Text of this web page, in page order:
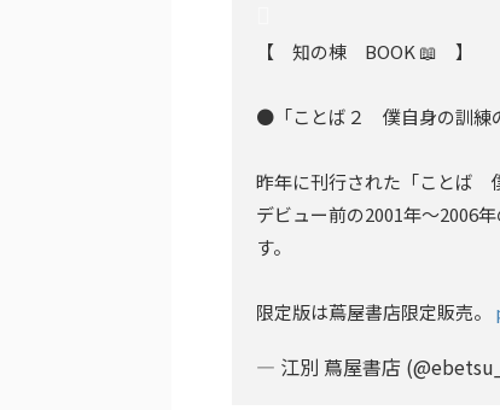
【 知の棟 BOOK 📖 】
●「ことば２ 僕自身の訓練
昨年に刊行された「ことば
デビュー前の2001年〜2006
す。
限定版は蔦屋書店限定販売。
— 江別 蔦屋書店